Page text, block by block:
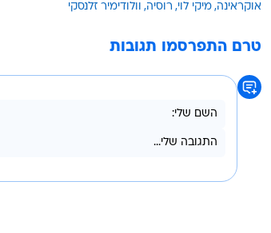
אוקראינה מיקי לוי רוסיה וולודימיר זלנסקי
טרם התפרסמו תגובות